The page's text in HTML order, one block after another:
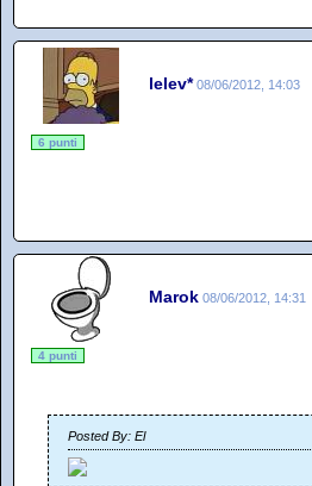
lelev* 08/06/2012, 14:03
6 punti
Marok 08/06/2012, 14:31
4 punti
Posted By: El